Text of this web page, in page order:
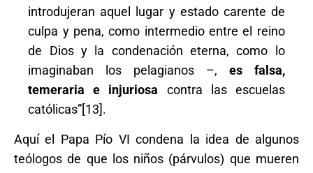
introdujeran aquel lugar y estado carente de
culpa y pena, como intermedio entre el reino
de Dios y la condenación eterna, como lo
imaginaban los pelagianos –, es falsa,
temeraria e injuriosa contra las escuelas
católicas”[13].
Aquí el Papa Pío VI condena la idea de algunos
teólogos de que los niños (párvulos) que mueren